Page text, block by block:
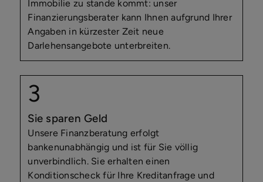
Immobilie zu stande kommt: unser
Finanzierungsberater kann Ihnen aufgrund Ihrer
Angaben in kürzester Zeit neue
Darlehensangebote unterbreiten.
Sie sparen Geld
Unsere Finanzberatung erfolgt
bankenunabhängig und ist für Sie völlig
unverbindlich. Sie erhalten einen
Konditionscheck für Ihre Kreditanfrage und